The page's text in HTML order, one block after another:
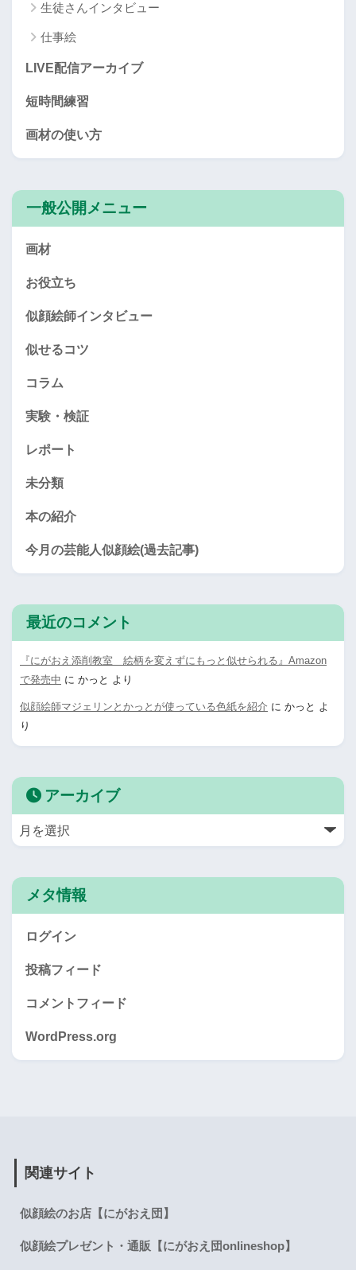
生徒さんインタビュー
仕事絵
LIVE配信アーカイブ
短時間練習
画材の使い方
一般公開メニュー
画材
お役立ち
似顔絵師インタビュー
似せるコツ
コラム
実験・検証
レポート
未分類
本の紹介
今月の芸能人似顔絵(過去記事)
最近のコメント
『にがおえ添削教室 絵柄を変えずにもっと似せられる』Amazon
で発売中 に かっと より
似顔絵師マジェリンとかっとが使っている色紙を紹介 に かっと よ
り
アーカイブ
メタ情報
ログイン
投稿フィード
コメントフィード
WordPress.org
関連サイト
似顔絵のお店【にがおえ団】
似顔絵プレゼント・通販【にがおえ団onlineshop】